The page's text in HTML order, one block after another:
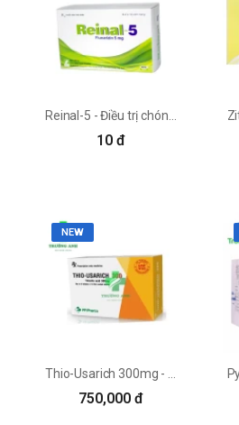
10 đ
NEW
750,000 đ